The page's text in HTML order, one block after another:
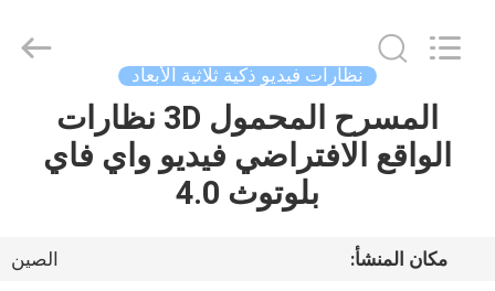
مسكن
معلومات
Technology
نظارات فيديو ذكية ثلاثية الأبعاد
المسرح المحمول 3D نظارات
الواقع الافتراضي فيديو واي فاي
بلوتوث 4.0
مكان المنشأ:
الصين